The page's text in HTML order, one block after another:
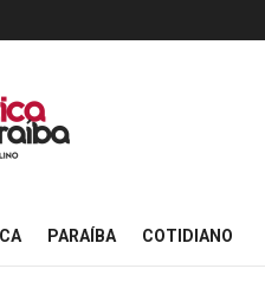
PARAÍBA COTIDIANO